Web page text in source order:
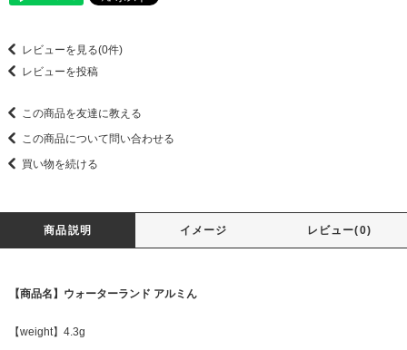
レビューを見る(0件)
レビューを投稿
この商品を友達に教える
この商品について問い合わせる
買い物を続ける
商品説明 イメージ レビュー(0)
【商品名】ウォーターランド アルミん
【weight】4.3g